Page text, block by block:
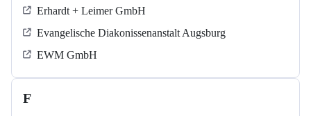
Erhardt + Leimer GmbH
Evangelische Diakonissenanstalt Augsburg
EWM GmbH
F